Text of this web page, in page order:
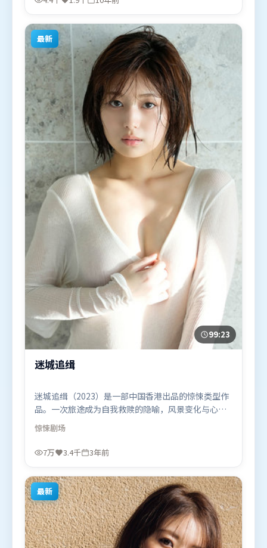
罪题材的观众观看。
最新
99:23
迷城追缉
迷城追缉（2023）是一部中国香港出品的惊悚类型作
品。一次旅途成为自我救赎的隐喻，风景变化与心境
转折彼此呼应。人物关系网复杂却不凌乱，每场对手
戏都推动信息增量。由徐克执导，张译、马东锡、河
正宇，杨紫、汤姆·哈迪、迪皮卡·帕度柯妮等联袂
区首映上线，适合喜欢惊悚题材的观众观看。
惊悚剧场
7万 3.4千 3年前
最新